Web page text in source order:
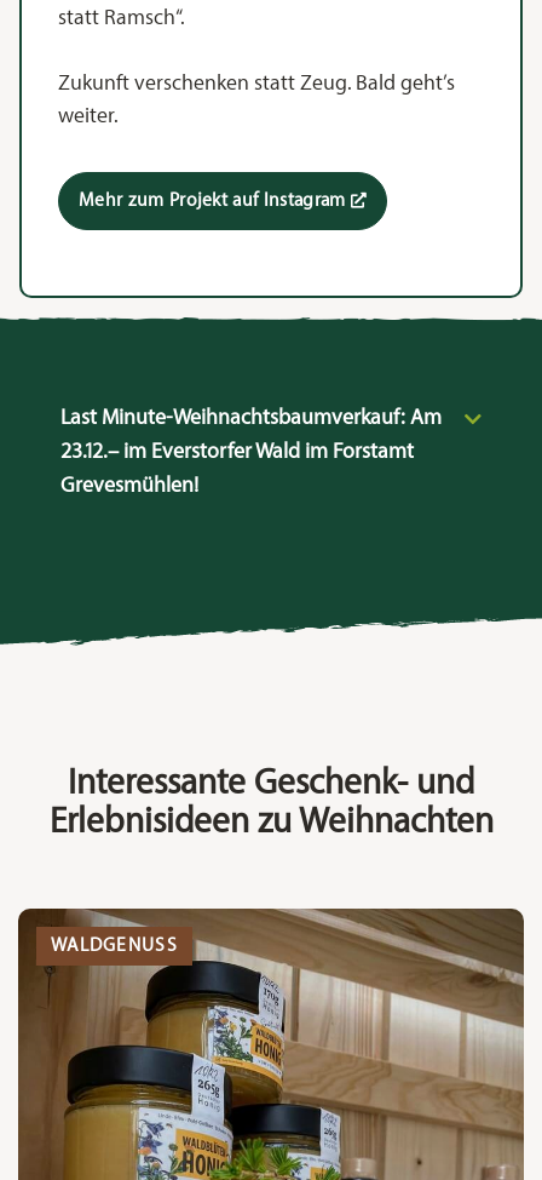
statt Ramsch“.
Zukunft verschenken statt Zeug. Bald geht’s
weiter.
Mehr zum Projekt auf Instagram
Last Minute-Weihnachtsbaumverkauf: Am
23.12.– im Everstorfer Wald im Forstamt
Grevesmühlen!
Interessante Geschenk- und
Erlebnisideen zu Weihnachten
WALDGENUSS